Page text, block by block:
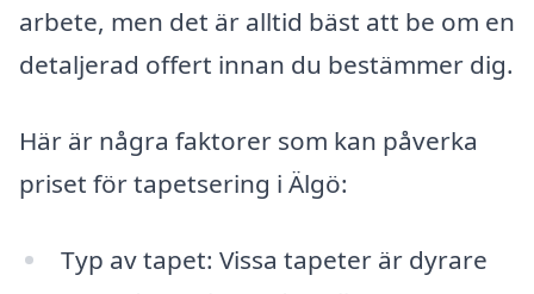
arbete, men det är alltid bäst att be om en
detaljerad offert innan du bestämmer dig.
Här är några faktorer som kan påverka
priset för tapetsering i Älgö:
Typ av tapet: Vissa tapeter är dyrare